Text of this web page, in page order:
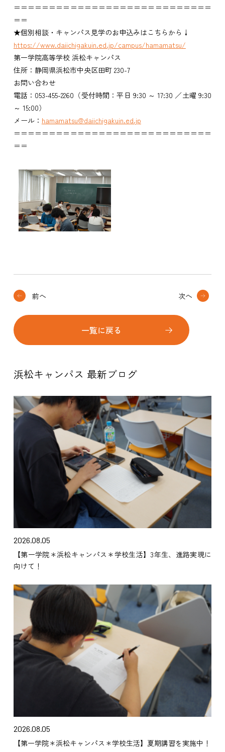
＝＝＝＝＝＝＝＝＝＝＝＝＝＝＝＝＝＝＝＝＝＝＝＝＝＝＝＝
＝＝
★個別相談・キャンパス見学のお申込みはこちらから↓
https://www.daiichigakuin.ed.jp/campus/hamamatsu/
第一学院高等学校 浜松キャンパス
住所：静岡県浜松市中央区田町 230-7
お問い合わせ
電話：053-455-2260（受付時間：平日 9:30 ～ 17:30 ／土曜 9:30
～ 15:00）
メール： hamamatsu@daiichigakuin.ed.jp
＝＝＝＝＝＝＝＝＝＝＝＝＝＝＝＝＝＝＝＝＝＝＝＝＝＝＝＝
＝＝
前へ
一覧に戻る
次へ
浜松キャンパス 最新ブログ
2026.08.05
【第一学院＊浜松キャンパス＊学校生活】3年生、進路実現に
向けて！
2026.08.05
【第一学院＊浜松キャンパス＊学校生活】夏期講習を実施中！